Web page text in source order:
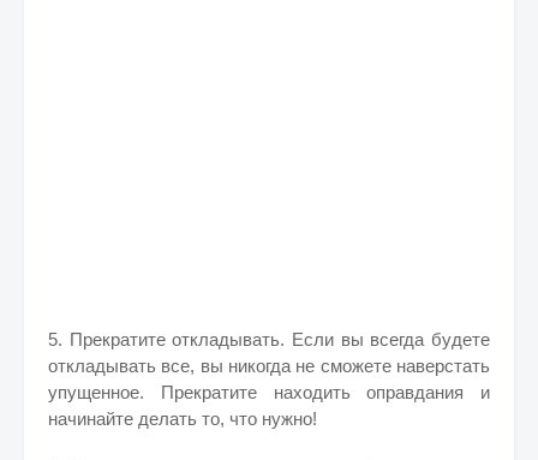
5. Прекратите откладывать. Если вы всегда будете
откладывать все, вы никогда не сможете наверстать
упущенное. Прекратите находить оправдания и
начинайте делать то, что нужно!